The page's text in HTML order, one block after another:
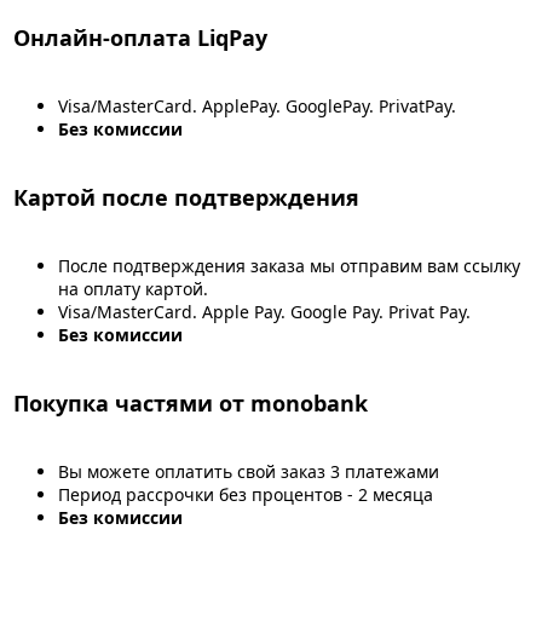
Онлайн-оплата LiqPay
Visa/MasterCard. ApplePay. GooglePay. PrivatPay.
Без комиссии
Картой после подтверждения
После подтверждения заказа мы отправим вам ссылку
на оплату картой.
Visa/MasterCard. Apple Pay. Google Pay. Privat Pay.
Без комиссии
Покупка частями от monobank
Вы можете оплатить свой заказ 3 платежами
Период рассрочки без процентов - 2 месяца
Без комиссии